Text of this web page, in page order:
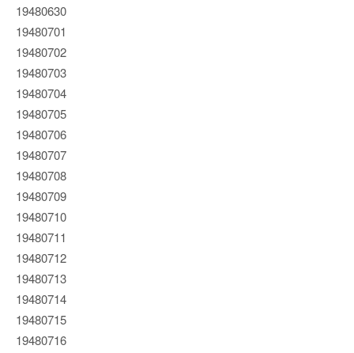
19480630
19480701
19480702
19480703
19480704
19480705
19480706
19480707
19480708
19480709
19480710
19480711
19480712
19480713
19480714
19480715
19480716